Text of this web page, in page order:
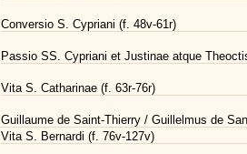
Conversio S. Cypriani (f. 48v-61r)
Passio SS. Cypriani et Justinae atque
Vita S. Catharinae (f. 63r-76r)
Guillaume de Saint-Thierry / Guillelmus de
Vita S. Bernardi (f. 76v-127v)